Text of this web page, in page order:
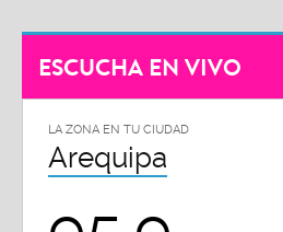
ESCUCHA EN VIVO
LA ZONA EN TU CIUDAD
Arequipa